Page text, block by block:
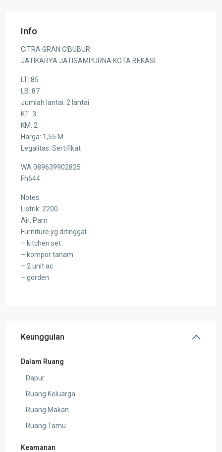
Info
CITRA GRAN CIBUBUR
JATIKARYA JATISAMPURNA KOTA BEKASI
LT: 85
LB: 87
Jumlah lantai: 2 lantai
KT: 3
KM: 2
Harga: 1,55 M
Legalitas: Sertifikat
WA 089639902825
Fh644
Notes:
Listrik: 2200
Air: Pam
Furniture yg ditinggal:
– kitchen set
– kompor tanam
– 2 unit ac
– gorden
Keunggulan
Dalam Ruang
Dapur
Ruang Keluarga
Ruang Makan
Ruang Tamu
Keamanan